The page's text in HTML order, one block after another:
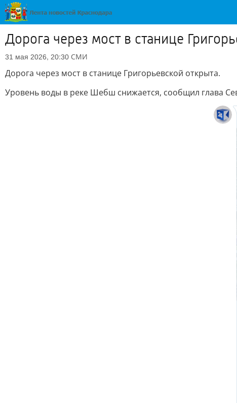
Дорога через мост в станице
31 мая 2026, 20:30 СМИ
Дорога через мост в станице Григорьевской открыта.
Уровень воды в реке Шебш снижается, сообщил глава